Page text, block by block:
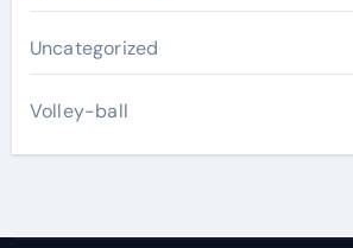
Uncategorized
Volley-ball